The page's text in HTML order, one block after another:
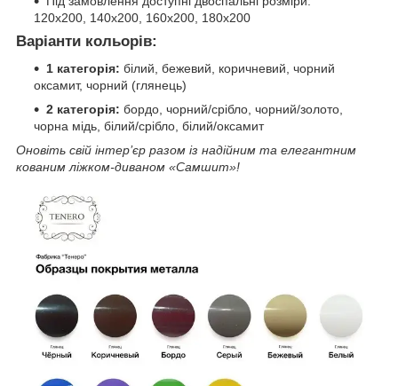
120x200, 140x200, 160x200, 180x200
Варіанти кольорів:
1 категорія: білий, бежевий, коричневий, чорний
оксамит, чорний (глянець)
2 категорія: бордо, чорний/срібло, чорний/золото,
чорна мідь, білий/срібло, білий/оксамит
Оновіть свій інтер’єр разом із надійним та елегантним
кованим ліжком-диваном «Самшит»!